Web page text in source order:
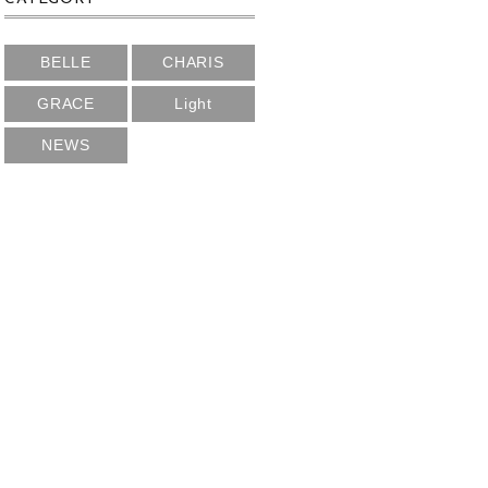
BELLE CHARIS
GRACE Light
NEWS